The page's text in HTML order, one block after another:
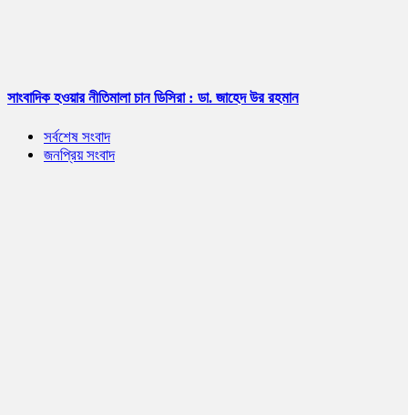
সাংবাদিক হওয়ার নীতিমালা চান ডিসিরা : ডা. জাহেদ উর রহমান
সর্বশেষ সংবাদ
জনপ্রিয় সংবাদ